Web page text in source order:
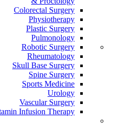
Colorectal Surgery
Physiotherapy
Plastic Surgery
Pulmonology
Robotic Surgery
Rheumatology
Skull Base Surgery
Spine Surgery
Sports Medicine
Urology
Vascular Surgery
Infusion Therapy